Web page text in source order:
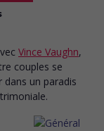
Vince Vaughn,
couples se
un paradis